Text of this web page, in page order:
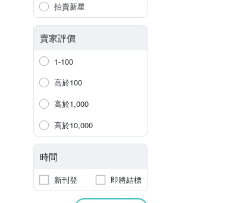
拍賣新星
賣家評價
1-100
高於100
高於1,000
高於10,000
時間
新刊登 即將結標